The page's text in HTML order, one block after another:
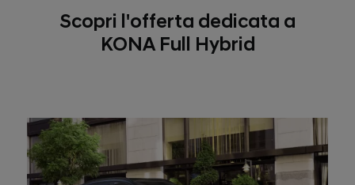
Scopri l'offerta dedicata a
KONA Full Hybrid